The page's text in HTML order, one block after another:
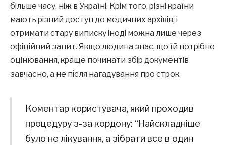
більше часу, ніж в Україні. Крім того, різні країни
мають різний доступ до медичних архівів, і
отримати стару виписку іноді можна лише через
офіційний запит. Якщо людина знає, що їй потрібне
оцінювання, краще починати збір документів
завчасно, а не після нагадування про строк.
Коментар користувача, який проходив
процедуру з-за кордону: “Найскладніше
було не лікування, а зібрати все в один